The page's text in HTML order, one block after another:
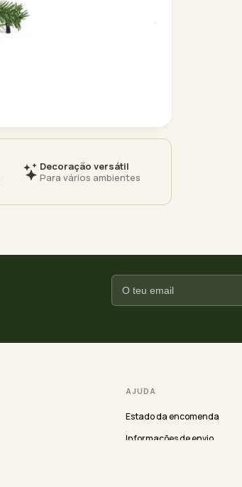
Decoração versátil
Para vários ambientes
AJUDA
Estado da encomenda
Informações de envio